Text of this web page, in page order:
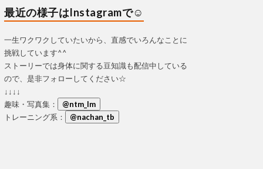
最近の様子はInstagramで☺
一生ワクワクしていたいから、直感でいろんなことに
挑戦しています^^
ストーリーでは身体に関する豆知識も配信中している
ので、是非フォローしてください☆
↓↓↓↓
趣味・写真集：
@ntm_lm
トレーニング系：
@nachan_tb